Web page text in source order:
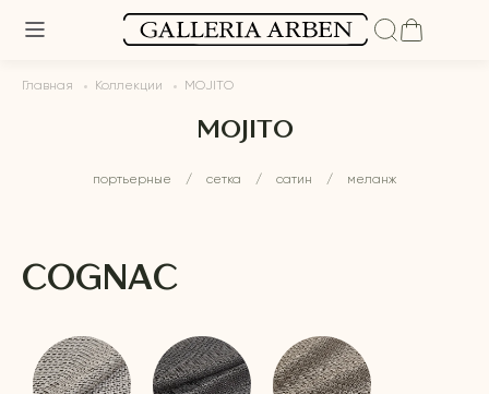
Главная Коллекции MOJITO
MOJITO
портьерные / сетка / сатин / меланж
COGNAC